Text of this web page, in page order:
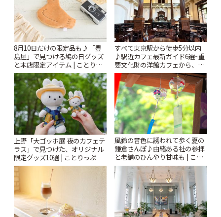
8月10日だけの限定品も♪「豊
島屋」で見つける鳩の日グッズ
と本店限定アイテム | ことりっ
ぷ
すべて東京駅から徒歩5分以内
♪駅近カフェ最新ガイド6選~重
要文化財の洋館カフェから、改
札すぐのレトロ喫茶まで~ | こと
りっぷ
上野「大ゴッホ展 夜のカフェテ
ラス」で見つけた、オリジナル
限定グッズ10選 | ことりっぷ
風鈴の音色に誘われて歩く夏の
鎌倉さんぽ♪由緒ある社の参拝
と老舗のひんやり甘味も | こと
りっぷ